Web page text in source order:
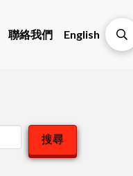
聯絡我們 English
搜尋